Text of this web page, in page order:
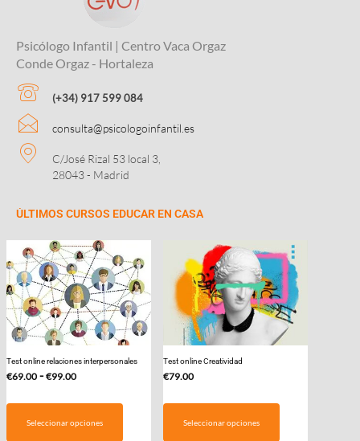
Psicólogo Infantil | Centro Vaca Orgaz
Conde Orgaz - Hortaleza
(+34) 917 599 084
consulta@psicologoinfantil.es
C/José Rizal 53 local 3,
28043 - Madrid
ÚLTIMOS CURSOS EDUCAR EN CASA
Test online relaciones interpersonales
€69.00 - €99.00Rango
desde
Seleccionar opciones
Test online Creatividad
€79.00
Seleccionar opciones